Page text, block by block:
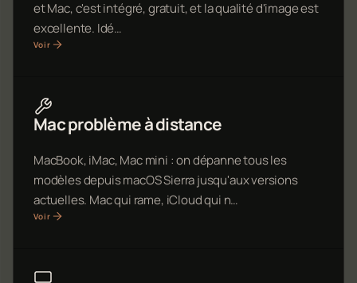
et Mac, c'est intégré, gratuit, et la qualité d'image est
excellente. Idé…
Voir
Mac problème à distance
MacBook, iMac, Mac mini : on dépanne tous les
modèles depuis macOS Sierra jusqu'aux versions
actuelles. Mac qui rame, iCloud qui n…
Voir